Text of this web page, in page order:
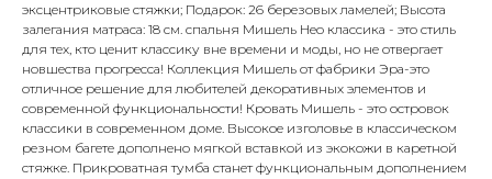
эксцентриковые стяжки; Подарок: 26 березовых ламелей; Высота
залегания матраса: 18 см. спальня Мишель Нео классика - это стиль
для тех, кто ценит классику вне времени и моды, но не отвергает
новшества прогресса! Коллекция Мишель от фабрики Эра-это
отличное решение для любителей декоративных элементов и
современной функциональности! Кровать Мишель - это островок
классики в современном доме. Высокое изголовье в классическом
резном багете дополнено мягкой вставкой из экокожи в каретной
стяжке. Прикроватная тумба станет функциональным дополнением